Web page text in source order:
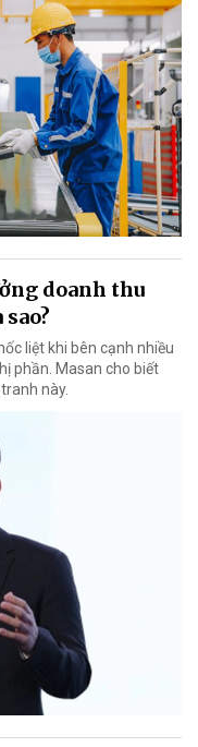
doanh thu
liệt khi bên cạnh nhiều
phần. Masan cho biết
này.